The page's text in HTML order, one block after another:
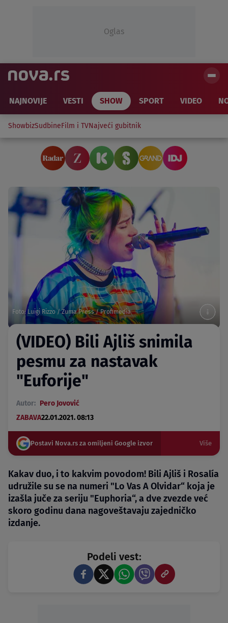
Oglas
NAJNOVIJE VESTI SHOW SPORT VIDEO
ShowbizSudbineFilm i TVNajveći gubitnik
Foto: Luigi Rizzo / Zuma Press / Profimedia
(VIDEO) Bili Ajliš snimila
pesmu za nastavak
"Euforije"
Autor: Pero Jovović
ZABAVA22.01.2021. 08:13
Postavi Nova.rs za omiljeni Google izvor Više
Kakav duo, i to kakvim povodom! Bili Ajliš i Rosalía
udružile su se na numeri "Lo Vas A Olvidar“ koja je
izašla juče za seriju "Euphoria“, a dve zvezde već
skoro godinu dana nagoveštavaju zajedničko
izdanje.
Podeli vest: